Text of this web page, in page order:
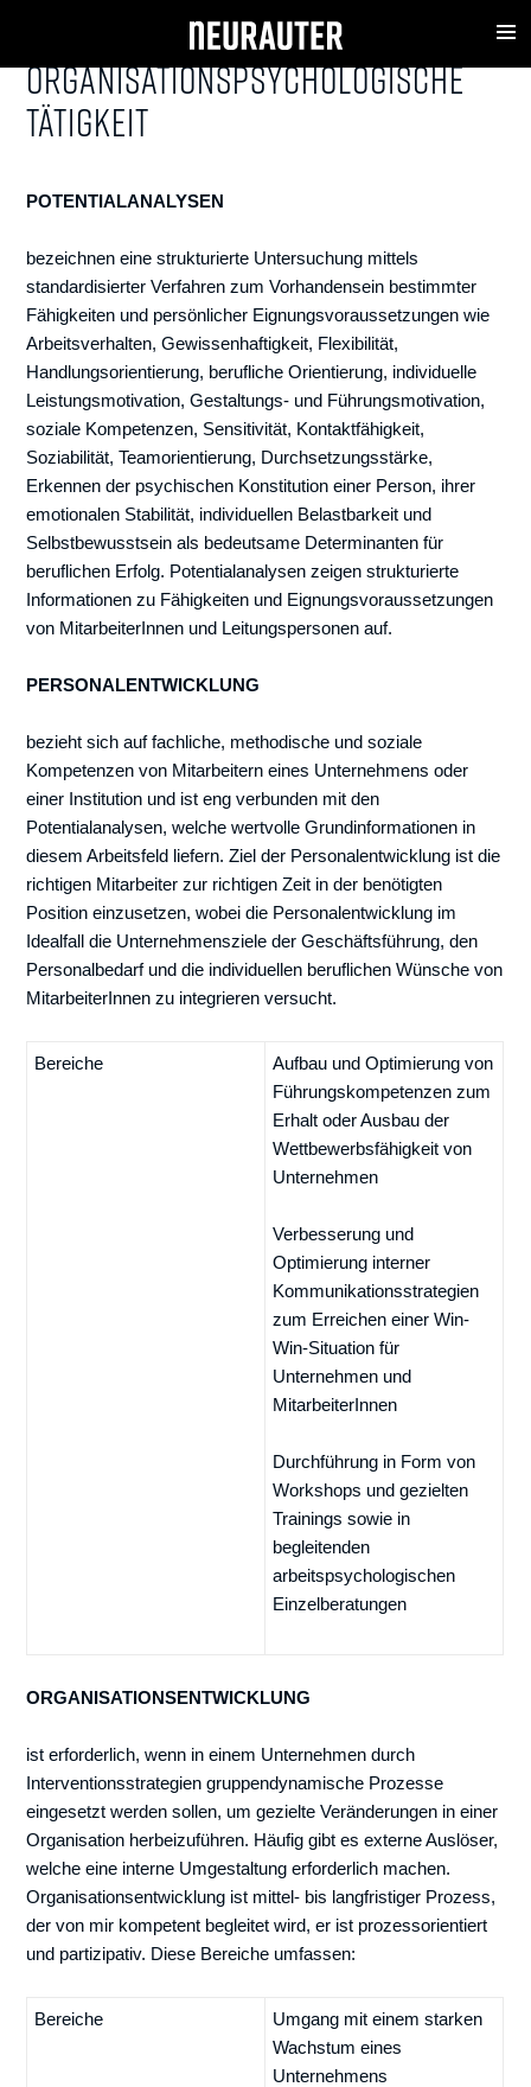
ARBEITS-, WIRTSCHAFTS- UND
ORGANISATIONSPSYCHOLOGISCHE
TÄTIGKEIT
POTENTIALANALYSEN
bezeichnen eine strukturierte Untersuchung mittels
standardisierter Verfahren zum Vorhandensein bestimmter
Fähigkeiten und persönlicher Eignungsvoraussetzungen wie
Arbeitsverhalten, Gewissenhaftigkeit, Flexibilität,
Handlungsorientierung, berufliche Orientierung, individuelle
Leistungsmotivation, Gestaltungs- und Führungsmotivation,
soziale Kompetenzen, Sensitivität, Kontaktfähigkeit,
Soziabilität, Teamorientierung, Durchsetzungsstärke,
Erkennen der psychischen Konstitution einer Person, ihrer
emotionalen Stabilität, individuellen Belastbarkeit und
Selbstbewusstsein als bedeutsame Determinanten für
beruflichen Erfolg. Potentialanalysen zeigen strukturierte
Informationen zu Fähigkeiten und Eignungsvoraussetzungen
von MitarbeiterInnen und Leitungspersonen auf.
PERSONALENTWICKLUNG
bezieht sich auf fachliche, methodische und soziale
Kompetenzen von Mitarbeitern eines Unternehmens oder
einer Institution und ist eng verbunden mit den
Potentialanalysen, welche wertvolle Grundinformationen in
diesem Arbeitsfeld liefern. Ziel der Personalentwicklung ist die
richtigen Mitarbeiter zur richtigen Zeit in der benötigten
Position einzusetzen, wobei die Personalentwicklung im
Idealfall die Unternehmensziele der Geschäftsführung, den
Personalbedarf und die individuellen beruflichen Wünsche von
MitarbeiterInnen zu integrieren versucht.
Bereiche
Aufbau und Optimierung von
Führungskompetenzen zum
Erhalt oder Ausbau der
Wettbewerbsfähigkeit von
Unternehmen
Verbesserung und
Optimierung interner
Kommunikationsstrategien
zum Erreichen einer Win-
Win-Situation für
Unternehmen und
MitarbeiterInnen
Durchführung in Form von
Workshops und gezielten
Trainings sowie in
begleitenden
arbeitspsychologischen
Einzelberatungen
ORGANISATIONSENTWICKLUNG
ist erforderlich, wenn in einem Unternehmen durch
Interventionsstrategien gruppendynamische Prozesse
eingesetzt werden sollen, um gezielte Veränderungen in einer
Organisation herbeizuführen. Häufig gibt es externe Auslöser,
welche eine interne Umgestaltung erforderlich machen.
Organisationsentwicklung ist mittel- bis langfristiger Prozess,
der von mir kompetent begleitet wird, er ist prozessorientiert
und partizipativ. Diese Bereiche umfassen:
Bereiche
Umgang mit einem starken
Wachstum eines
Unternehmens